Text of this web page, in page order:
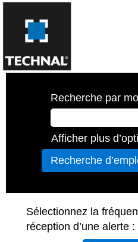
Recherche par
Afficher plus
Sélectionnez la
réception d’une alerte :